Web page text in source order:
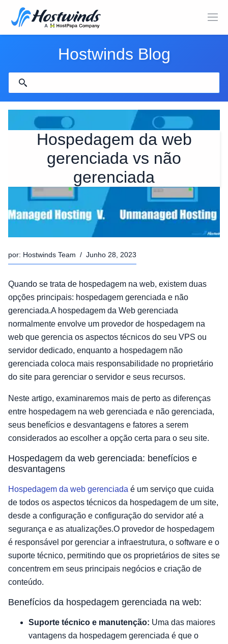
Hostwinds Blog
Hospedagem da web
gerenciada vs não
gerenciada
por: Hostwinds Team / Junho 28, 2023
Quando se trata de hospedagem na web, existem duas
opções principais: hospedagem gerenciada e não
gerenciada.A hospedagem da Web gerenciada
normalmente envolve um provedor de hospedagem na
web que gerencia os aspectos técnicos do seu VPS ou
servidor dedicado, enquanto a hospedagem não
gerenciada coloca mais responsabilidade no proprietário
do site para gerenciar o servidor e seus recursos.
Neste artigo, examinaremos mais de perto as diferenças
entre hospedagem na web gerenciada e não gerenciada,
seus benefícios e desvantagens e fatores a serem
considerados ao escolher a opção certa para o seu site.
Hospedagem da web gerenciada: benefícios e
desvantagens
Hospedagem da web gerenciada é um serviço que cuida
de todos os aspectos técnicos da hospedagem de um site,
desde a configuração e configuração do servidor até a
segurança e as atualizações.O provedor de hospedagem
é responsável por gerenciar a infraestrutura, o software e o
suporte técnico, permitindo que os proprietários de sites se
concentrem em seus principais negócios e criação de
conteúdo.
Benefícios da hospedagem gerenciada na web:
Suporte técnico e manutenção: Uma das maiores
vantagens da hospedagem gerenciada é que o